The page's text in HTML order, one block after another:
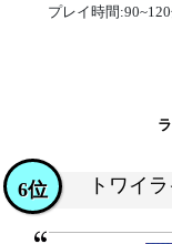
プレイ時間
トワイ
6位